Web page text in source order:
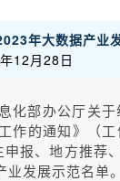
年大数据产业
12月28日
化部办公厅关
作的通知》（工
报、地方推荐
发展示范名单。